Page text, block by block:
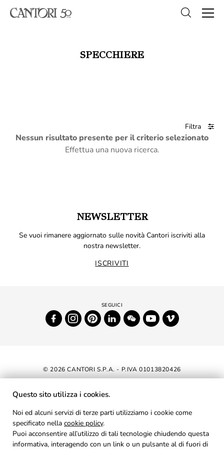
SPECCHIERE
Filtra
Nessun risultato presente per il criterio selezionato
Effettua una nuova ricerca.
NEWSLETTER
Se vuoi rimanere aggiornato sulle novità Cantori iscriviti alla
nostra newsletter.
ISCRIVITI
© 2026 CANTORI S.P.A. - P.IVA 01013820426
DICHIARAZIONE DI ACCESSIBILITÀ
AREA RISERVATA
PRIVACY
Questo sito utilizza i cookies.
Noi ed alcuni servizi di terze parti utilizziamo i cookie come
specificato nella cookie policy.
Puoi acconsentire all’utilizzo di tali tecnologie chiudendo questa
informativa, interagendo con un link o un pulsante al di fuori di